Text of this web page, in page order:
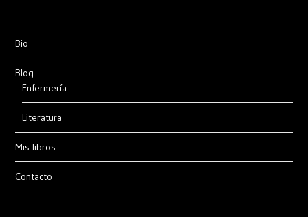
Bio
Blog
Enfermería
Literatura
Mis libros
Contacto